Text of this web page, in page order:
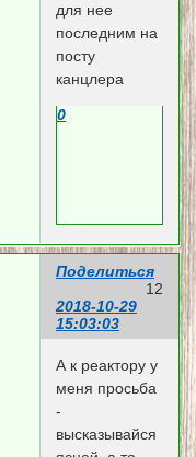
для нее
последним на
посту
канцлера
0
Поделиться
12
2018-10-29
15:03:03
А к реактору у
меня просьба
-
высказывайся